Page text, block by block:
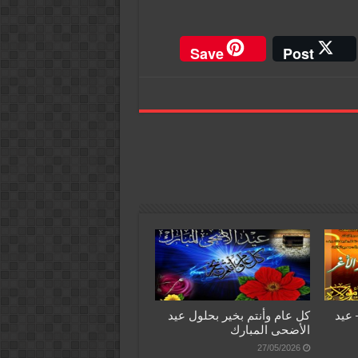
Post
Save
عيد
كل عام وأنتم بخير بحلول عيد
الأضحى المبارك
27/05/2026